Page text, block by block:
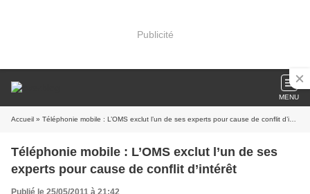
Publicité
MENU
Accueil » Téléphonie mobile : L’OMS exclut l’un de ses experts pour cause de conflit d’intérêt
Téléphonie mobile : L’OMS exclut l’un de ses
experts pour cause de conflit d’intérêt
Publié le 25/05/2011 à 21:42